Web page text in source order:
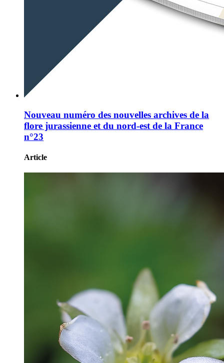
Nouveau numéro des nouvelles archives de la
flore jurassienne et du nord-est de la France
n°23
Article